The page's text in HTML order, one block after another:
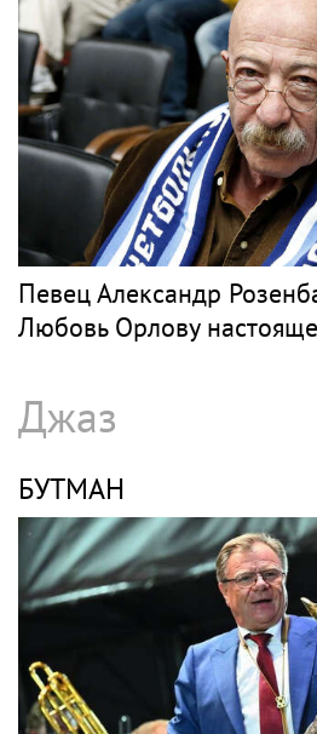
Певец Александр
Любовь Орлову
Джаз
БУТМАН